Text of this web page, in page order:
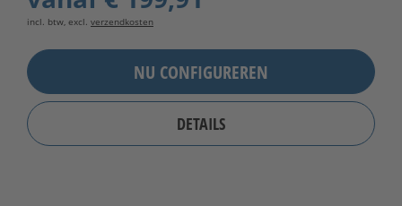
incl. btw, excl. verzendkosten
NU CONFIGUREREN
DETAILS